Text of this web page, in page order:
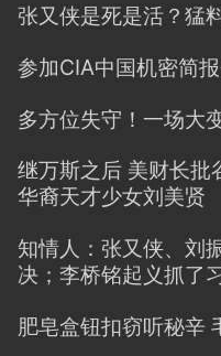
张又侠是死是活？猛
参加CIA中国机密简
多方位失守！一场大
继万斯之后 美财长批
华裔天才少女刘美贤
知情人：张又侠、刘
决；李桥铭起义抓了
肥皂盒钮扣窃听秘辛